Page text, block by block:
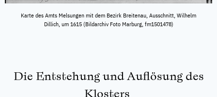
Karte des Amts Melsungen mit dem Bezirk Breitenau, Ausschnitt, Wilhelm
Dillich, um 1615 (Bildarchiv Foto Marburg, fm1501478)
Die Entstehung und Auflösung des
Klosters